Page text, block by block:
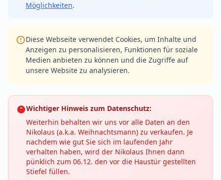
Möglichkeiten.
Diese Webseite verwendet Cookies, um Inhalte und
Anzeigen zu personalisieren, Funktionen für soziale
Medien anbieten zu können und die Zugriffe auf
unsere Website zu analysieren.
Wichtiger Hinweis zum Datenschutz:
Weiterhin behalten wir uns vor alle Daten an den
Nikolaus (a.k.a. Weihnachtsmann) zu verkaufen. Je
nachdem wie gut Sie sich im laufenden Jahr
verhalten haben, wird der Nikolaus Ihnen dann
pünklich zum 06.12. den vor die Haustür gestellten
Stiefel füllen.